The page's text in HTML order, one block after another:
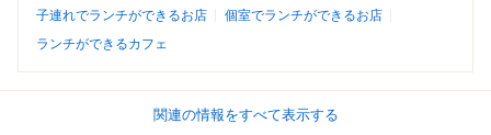
子連れでランチができるお店
個室でランチができるお店
ランチができるカフェ
関連の情報をすべて表示する